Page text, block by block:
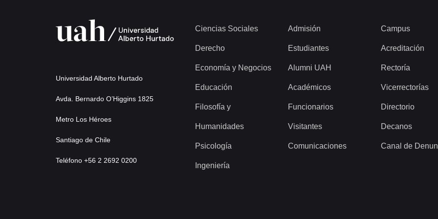
Universidad Alberto Hurtado
Avda. Bernardo O’Higgins 1825
Metro Los Héroes
Santiago de Chile
Teléfono +56 2 2692 0200
Ciencias Sociales
Derecho
Economía y Negocios
Educación
Filosofía y
Humanidades
Psicología
Ingeniería
Admisión
Estudiantes
Alumni UAH
Académicos
Funcionarios
Visitantes
Comunicaciones
Campus
Acreditación
Rectoría
Vicerrectorías
Directorio
Decanos
Canal de